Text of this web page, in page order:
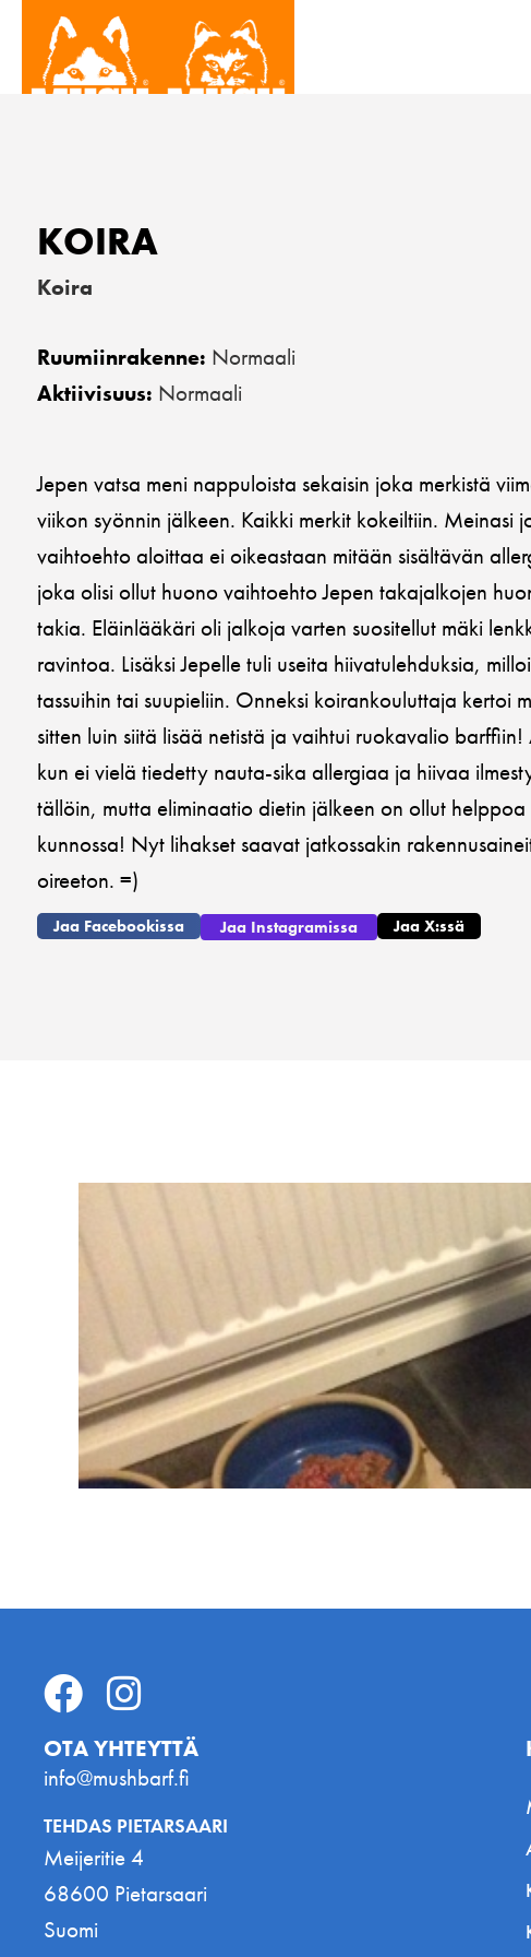
KOIRA
Koira
Ruumiinrakenne: Normaali
Aktiivisuus: Normaali
Jepen vatsa meni nappuloista sekaisin joka merkistä
viikon syönnin jälkeen. Kaikki merkit kokeiltiin. Meinasi
vaihtoehto aloittaa ei oikeastaan mitään sisältävän
joka olisi ollut huono vaihtoehto Jepen takajalkojen
takia. Eläinlääkäri oli jalkoja varten suositellut mäki
ravintoa. Lisäksi Jepelle tuli useita hiivatulehduksia,
tassuihin tai suupieliin. Onneksi koirankouluttaja kertoi
sitten luin siitä lisää netistä ja vaihtui ruokavalio barffiin!
kun ei vielä tiedetty nauta-sika allergiaa ja hiivaa
tällöin, mutta eliminaatio dietin jälkeen on ollut
kunnossa! Nyt lihakset saavat jatkossakin
oireeton. =)
Jaa Facebookissa Jaa Instagramissa Jaa X:ssä
OTA YHTEYTTÄ
info@mushbarf.fi
TEHDAS PIETARSAARI
Meijeritie 4
68600 Pietarsaari
Suomi